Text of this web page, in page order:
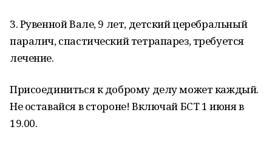
3. Рувенной Вале, 9 лет, детский церебральный
паралич, спастический тетрапарез, требуется
лечение.
Присоединиться к доброму делу может каждый.
Не оставайся в стороне! Включай БСТ 1 июня в
19.00.